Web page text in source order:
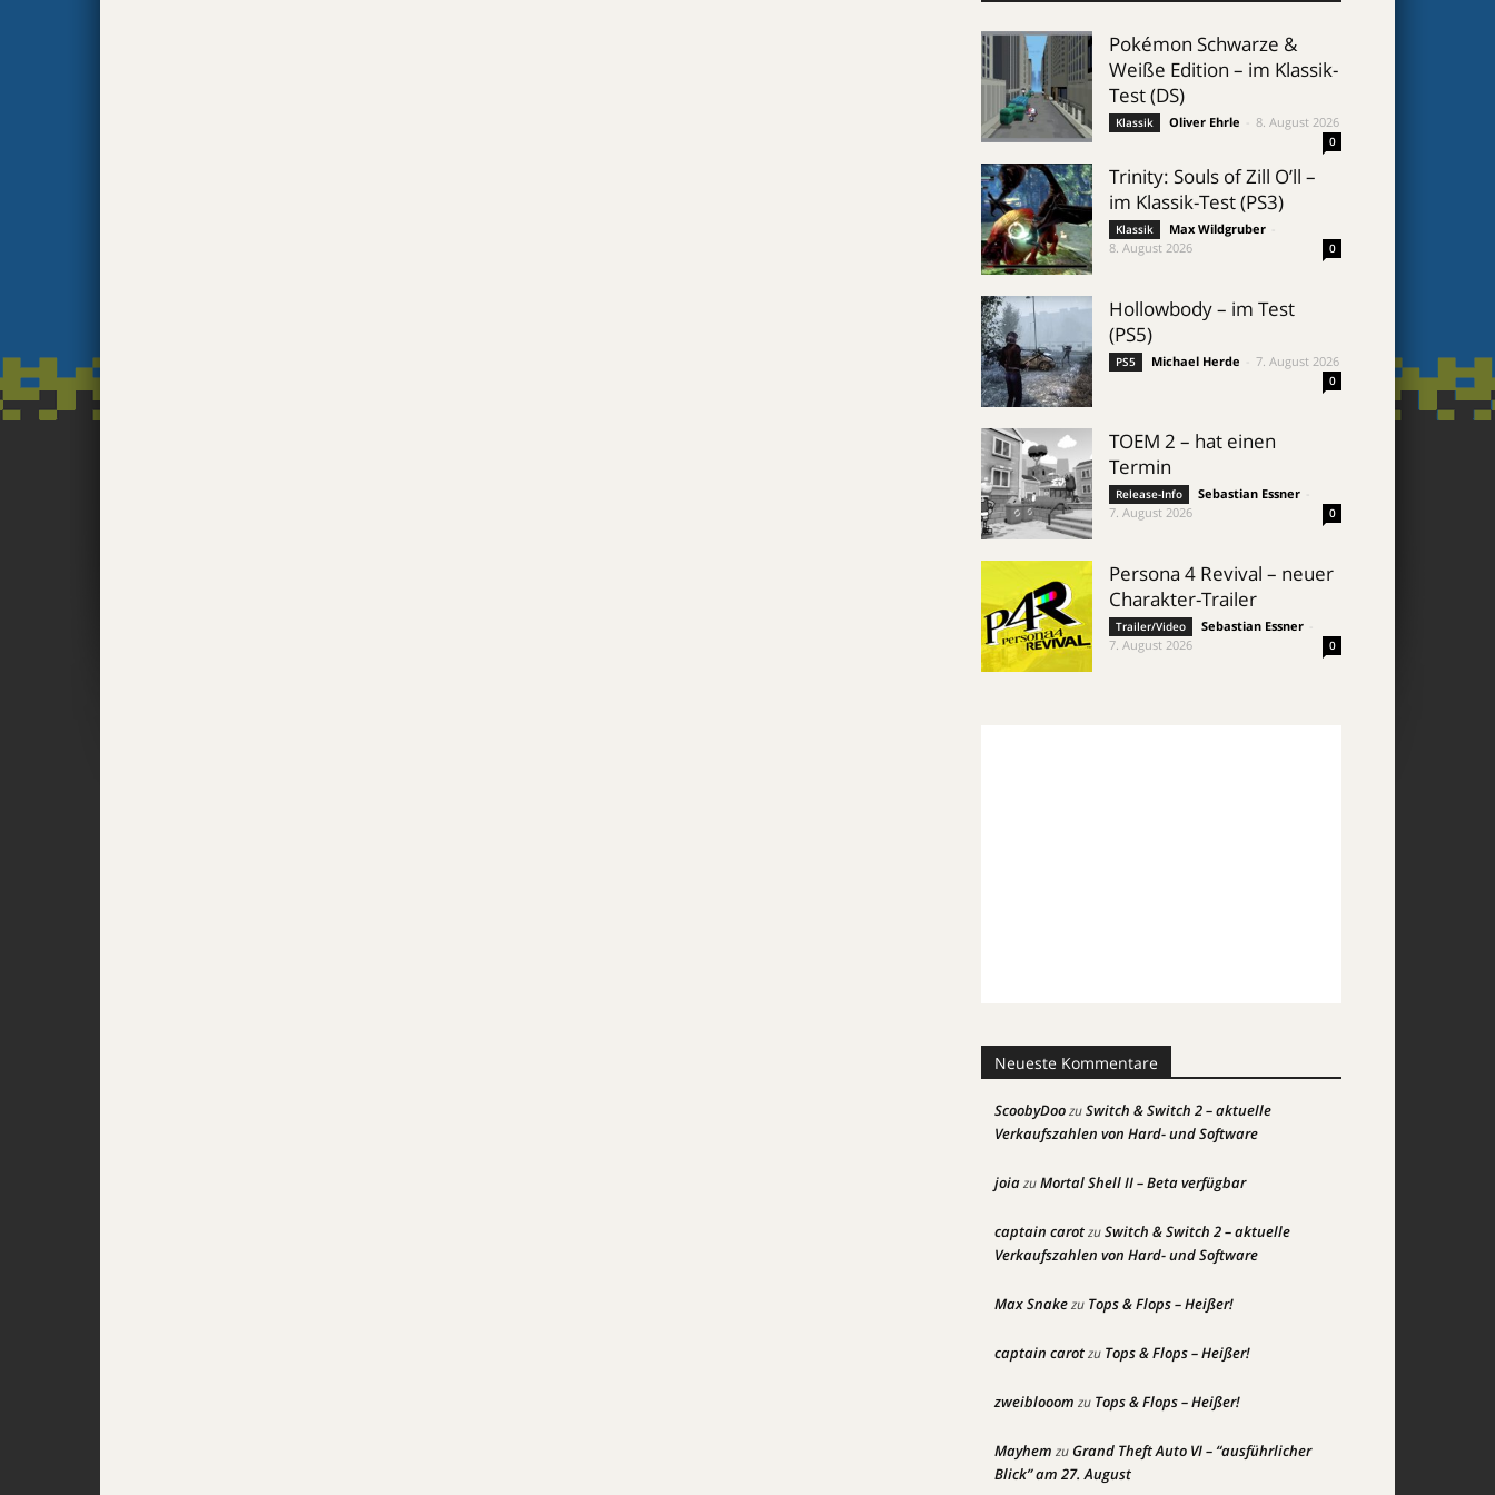
Pokémon Schwarze &
Weiße Edition – im Klassik-
Test (DS)
Klassik Oliver Ehrle 8. August 2026
0
Trinity: Souls of Zill O’ll –
im Klassik-Test (PS3)
Klassik Max Wildgruber
8. August 2026
0
Hollowbody – im Test
(PS5)
PS5 Michael Herde 7. August 2026
0
TOEM 2 – hat einen
Termin
Release-Info Sebastian Essner
7. August 2026
0
Persona 4 Revival – neuer
Charakter-Trailer
Trailer/Video Sebastian Essner
7. August 2026
0
Neueste Kommentare
ScoobyDoozuSwitch & Switch 2 – aktuelle
Verkaufszahlen von Hard- und Software
joiazuMortal Shell II – Beta verfügbar
captain carotzuSwitch & Switch 2 – aktuelle
Verkaufszahlen von Hard- und Software
Max Snakezu Tops & Flops – Heißer!
captain carotzu Tops & Flops – Heißer!
zweiblooom zu Tops & Flops – Heißer!
Mayhem zuGrand Theft Auto VI – “ausführlicher
Blick” am 27. August